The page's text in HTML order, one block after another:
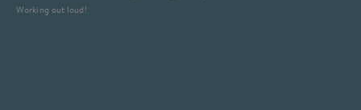
Working out loud!